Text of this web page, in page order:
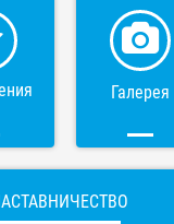
Галерея